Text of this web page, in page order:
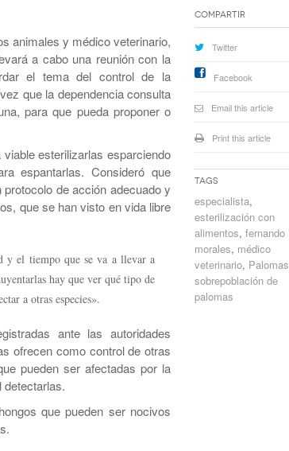
animales y médico veterinario,
a cabo una reunión con la
el tema del control de la
que la dependencia consulta
para que pueda proponer o
esterilizarlas esparciendo
espantarlas. Consideró que
de acción adecuado y
que se han visto en vida libre
y el tiempo que se va a llevar a
hay que ver qué tipo de
a otras especies».
ante las autoridades
ofrecen como control de otras
pueden ser afectadas por la
detectarlas.
que pueden ser nocivos
Compartir
Twitter
Facebook
Email this article
Print this article
Tags
especialista,
esterilización con
alimentos, fernando
morales, médico
veterinario, Palomas
sobrepoblación de
palomas